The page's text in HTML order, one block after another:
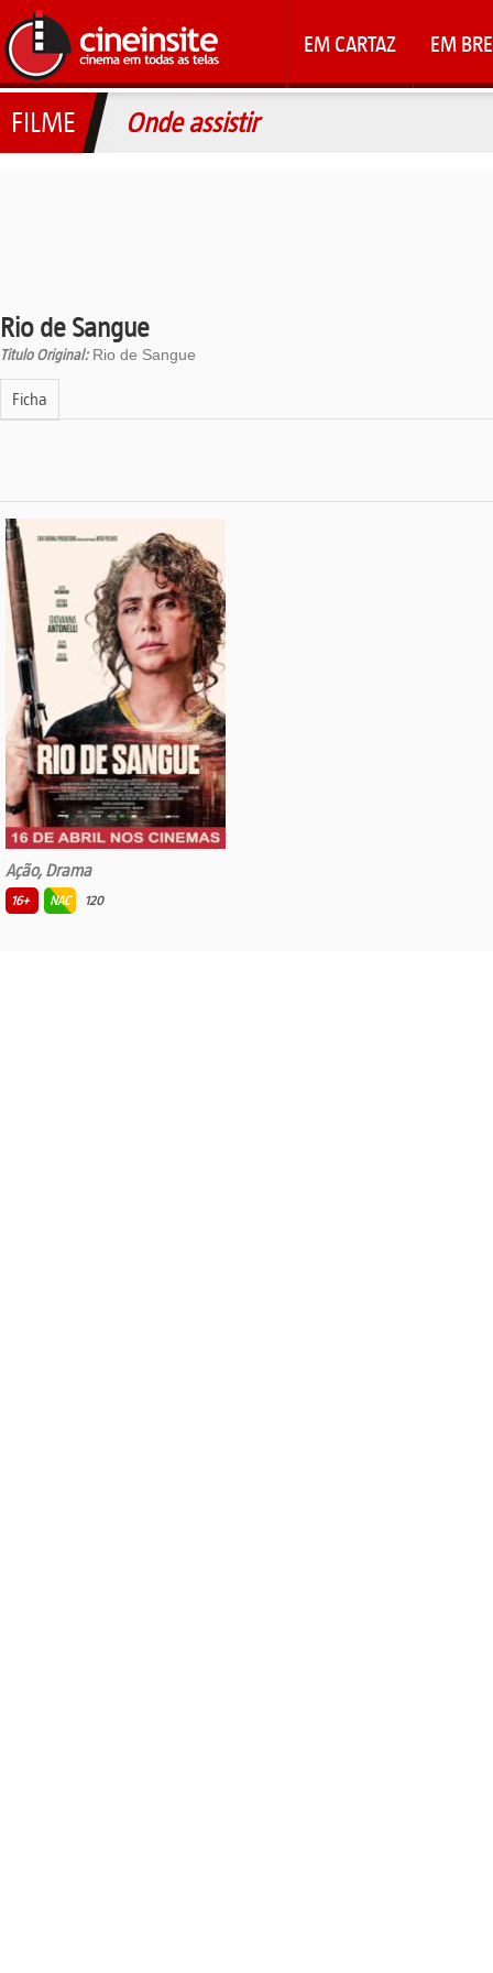
EM CARTAZ EM
FILME Onde assistir
Rio de Sangue
Titulo Original:Rio de Sangue
Ficha
Ação, Drama
16+ NAC 120